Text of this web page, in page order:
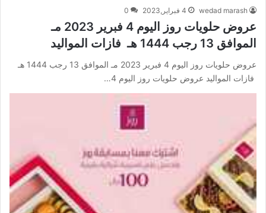
wedad marash 4 فبراير,2023 0
عروض حلويات روز اليوم 4 فبرير 2023 مـ
الموافق 13 رجب 1444 هـ فازات المواليد
عروض حلويات روز اليوم 4 فبرير 2023 مـ الموافق 13 رجب 1444 هـ
فازات المواليد عروض حلويات روز اليوم 4…